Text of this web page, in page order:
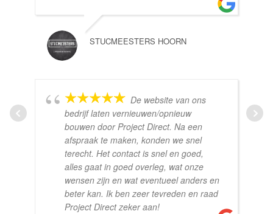
STUCMEESTERS HOORN
De website van ons
bedrijf laten vernieuwen/opnieuw
bouwen door Project Direct. Na een
afspraak te maken, konden we snel
terecht. Het contact is snel en goed,
alles gaat in goed overleg, wat onze
wensen zijn en wat eventueel anders en
beter kan. Ik ben zeer tevreden en raad
Project Direct zeker aan!